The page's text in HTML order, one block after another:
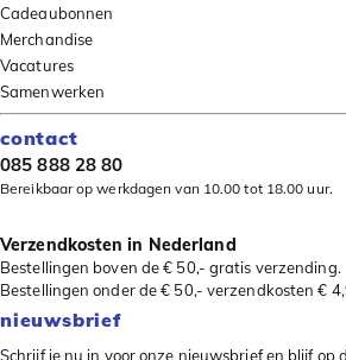
Cadeaubonnen
Merchandise
Vacatures
Samenwerken
contact
085 888 28 80
Bereikbaar op werkdagen van 10.00 tot 18.00 uur.
Verzendkosten in Nederland
Bestellingen boven de € 50,- gratis verzending.
Bestellingen onder de € 50,- verzendkosten €
nieuwsbrief
Schrijf je nu in voor onze nieuwsbrief en blijf op